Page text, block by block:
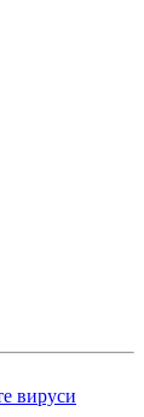
вируси